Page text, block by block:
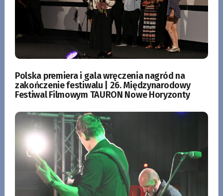
Polska premiera i gala wręczenia nagród na
zakończenie festiwalu | 26. Międzynarodowy
Festiwal Filmowym TAURON Nowe Horyzonty